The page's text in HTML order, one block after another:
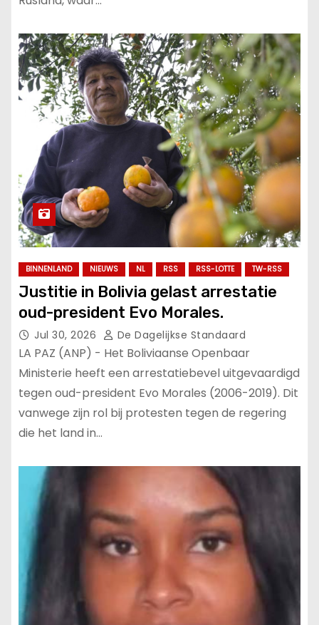
BINNENLAND NIEUWS NL RSS RSS-LOTTE TW-RSS
Justitie in Bolivia gelast arrestatie
oud-president Evo Morales.
Jul 30, 2026 De Dagelijkse Standaard
LA PAZ (ANP) - Het Boliviaanse Openbaar
Ministerie heeft een arrestatiebevel uitgevaardigd
tegen oud-president Evo Morales (2006-2019). Dit
vanwege zijn rol bij protesten tegen de regering
die het land in…